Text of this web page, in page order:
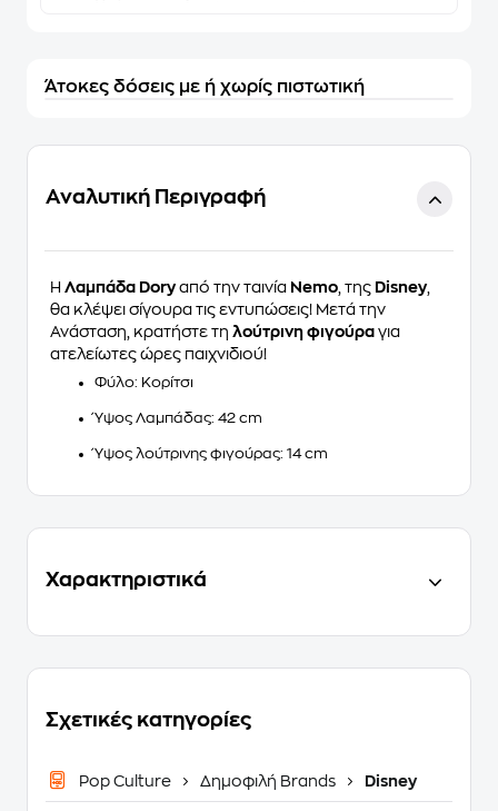
Άτοκες δόσεις με ή χωρίς πιστωτική
Αναλυτική Περιγραφή
Η Λαμπάδα Doryαπό την ταινία Nemo , της Disney,
θα κλέψει σίγουρα τις εντυπώσεις! Μετά την
Ανάσταση, κρατήστε τη λούτρινη φιγούρα για
ατελείωτες ώρες παιχνιδιού!
Φύλο: Κορίτσι
Ύψος Λαμπάδας: 42 cm
Ύψος λούτρινης φιγούρας: 14 cm
Χαρακτηριστικά
Σχετικές κατηγορίες
Pop Culture Δημοφιλή Brands Disney